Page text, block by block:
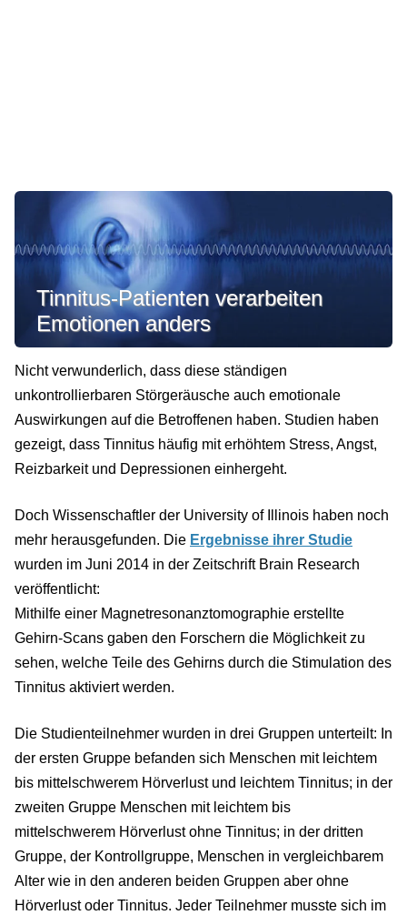
Tinnitus-Patienten verarbeiten
Emotionen anders
Nicht verwunderlich, dass diese ständigen
unkontrollierbaren Störgeräusche auch emotionale
Auswirkungen auf die Betroffenen haben. Studien haben
gezeigt, dass Tinnitus häufig mit erhöhtem Stress, Angst,
Reizbarkeit und Depressionen einhergeht.
Doch Wissenschaftler der University of Illinois haben noch
mehr herausgefunden. Die Ergebnisse ihrer Studie
wurden im Juni 2014 in der Zeitschrift Brain Research
veröffentlicht:
Mithilfe einer Magnetresonanztomographie erstellte
Gehirn-Scans gaben den Forschern die Möglichkeit zu
sehen, welche Teile des Gehirns durch die Stimulation des
Tinnitus aktiviert werden.
Die Studienteilnehmer wurden in drei Gruppen unterteilt: In
der ersten Gruppe befanden sich Menschen mit leichtem
bis mittelschwerem Hörverlust und leichtem Tinnitus; in der
zweiten Gruppe Menschen mit leichtem bis
mittelschwerem Hörverlust ohne Tinnitus; in der dritten
Gruppe, der Kontrollgruppe, Menschen in vergleichbarem
Alter wie in den anderen beiden Gruppen aber ohne
Hörverlust oder Tinnitus. Jeder Teilnehmer musste sich im